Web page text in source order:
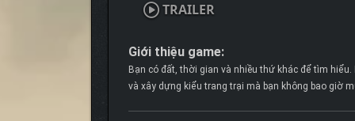
TRAILER
Giới thiệu game:
Bạn có đất, thời gian và nhiều thứ khác để tìm
và xây dựng kiểu trang trại mà bạn không bao giờ